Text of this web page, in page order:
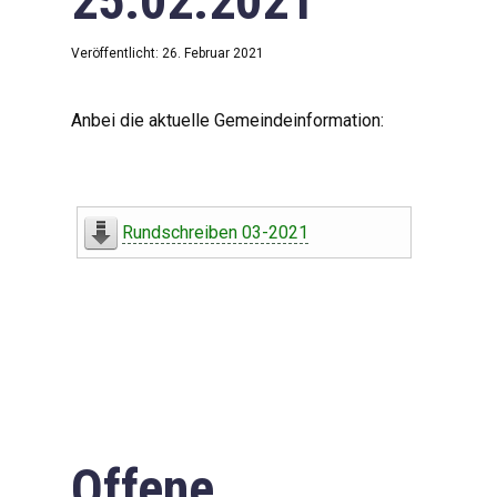
Veröffentlicht: 26. Februar 2021
Anbei die aktuelle Gemeindeinformation:
Rundschreiben 03-2021